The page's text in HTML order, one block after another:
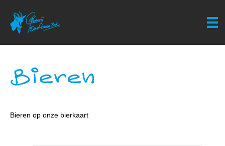
Bieren
Bieren op onze bierkaart